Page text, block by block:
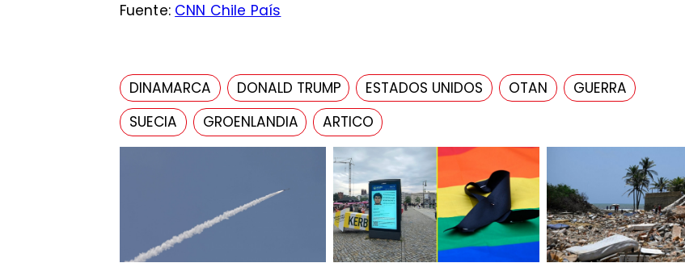
Fuente: CNN Chile País
DINAMARCA DONALD TRUMP ESTADOS UNIDOS OTAN
GUERRA
SUECIA
GROENLANDIA ARTICO